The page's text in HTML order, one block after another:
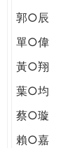
郭○辰
單○偉
黃○翔
葉○均
蔡○璇
賴○嘉